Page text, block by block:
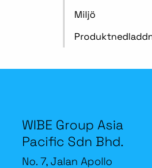
Miljö
WIBE Group Asia
Pacific Sdn Bhd.
No. 7, Jalan Apollo